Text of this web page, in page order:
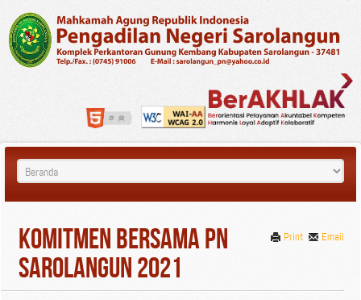
Email
Print
Komitmen Bersama PN
Sarolangun 2021